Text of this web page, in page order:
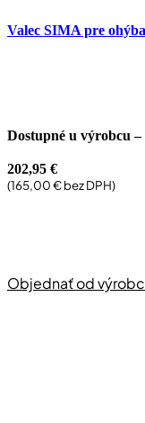
Valec SIMA pre
Dostupné u výrobcu
202,95 €
(165,00€bez DPH)
Objednať od